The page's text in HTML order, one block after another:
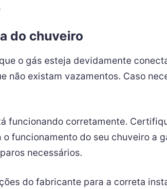
do chuveiro
o gás esteja devidamente
não existam vazamentos. Caso
funcionando corretamente.
funcionamento do seu chuveiro a
necessários.
do fabricante para a correta